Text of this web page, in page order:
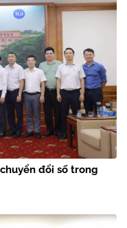
đổi số trong